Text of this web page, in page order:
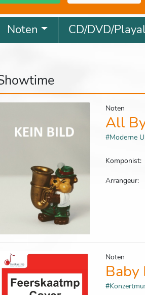
Noten CD/DVD/
Noten
All
#Moderne
Komponist:
Arrangeur:
Noten
Baby